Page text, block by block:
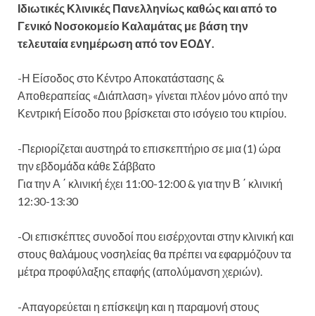
Ιδιωτικές Κλινικές Πανελληνίως καθώς και από το
Γενικό Νοσοκομείο Καλαμάτας με βάση την
τελευταία ενημέρωση από τον ΕΟΔΥ.
-Η Είσοδος στο Κέντρο Αποκατάστασης &
Αποθεραπείας «Διάπλαση» γίνεται πλέον μόνο από την
Κεντρική Είσοδο που βρίσκεται στο ισόγειο του κτιρίου.
-Περιορίζεται αυστηρά το επισκεπτήριο σε μια (1) ώρα
την εβδομάδα κάθε Σάββατο
Για την Α ΄ κλινική έχει 11:00-12:00 & για την Β ΄ κλινική
12:30-13:30
-Οι επισκέπτες συνοδοί που εισέρχονται στην κλινική και
στους θαλάμους νοσηλείας θα πρέπει να εφαρμόζουν τα
μέτρα προφύλαξης επαφής (απολύμανση χεριών).
-Απαγορεύεται η επίσκεψη και η παραμονή στους